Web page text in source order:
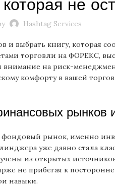
не
Hashtag Services
и выбрать книгу, которая
торговли на ФОРЕКС,
на риск-
комфорту в вашей
рынков
фондовый рынок, именно
уже давно стала
из открытых
не прибегая к
навыки.